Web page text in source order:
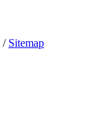
/ Sitemap